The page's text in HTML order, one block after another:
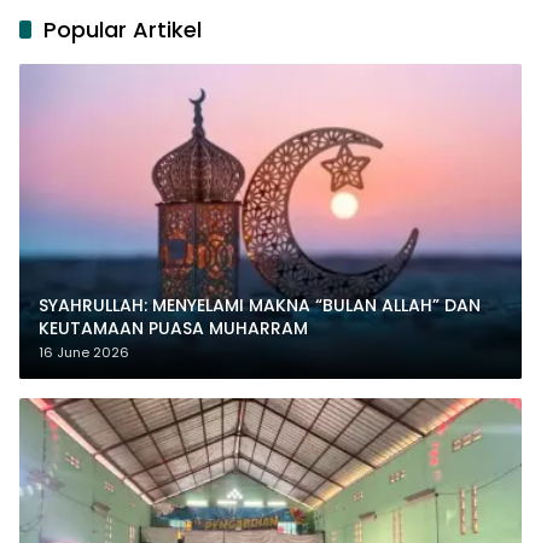
Popular Artikel
SYAHRULLAH: MENYELAMI MAKNA “BULAN ALLAH” DAN
KEUTAMAAN PUASA MUHARRAM
16 June 2026